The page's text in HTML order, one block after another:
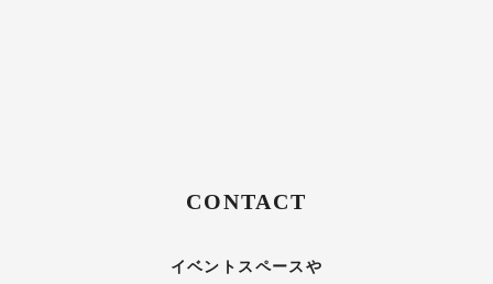
CONTACT
イベントスペースや